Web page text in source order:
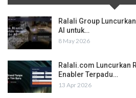
Ralali Group
AI untuk…
8 May 2026
Ralali.com Luncurkan
Enabler Terpadu…
13 Apr 2026